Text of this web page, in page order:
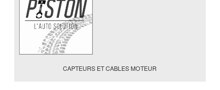
CAPTEURS ET CABLES MOTEUR